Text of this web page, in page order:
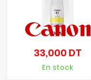
33,000 DT
En stock